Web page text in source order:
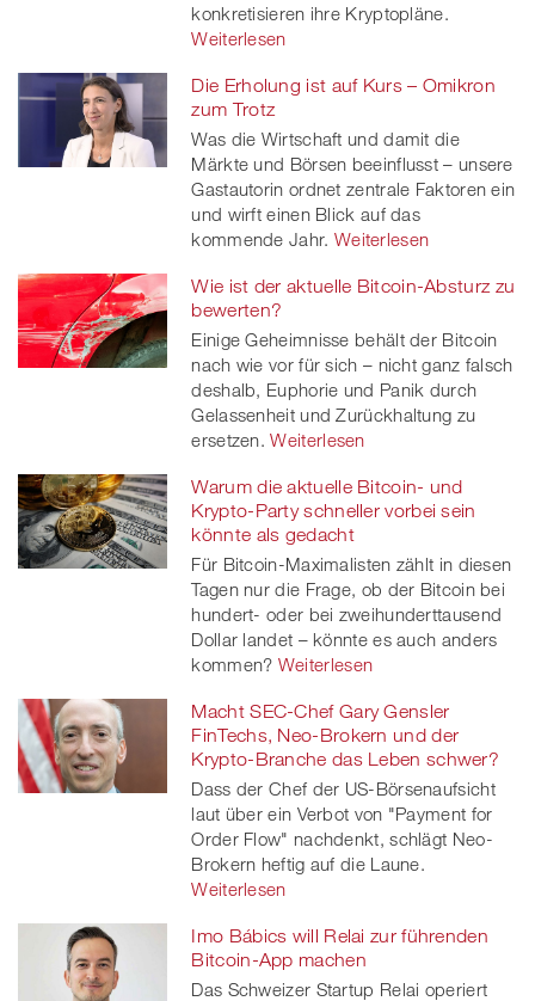
konkretisieren ihre Kryptopläne.
Weiterlesen
Die Erholung ist auf Kurs – Omikron
zum Trotz
Was die Wirtschaft und damit die
Märkte und Börsen beeinflusst – unsere
Gastautorin ordnet zentrale Faktoren ein
und wirft einen Blick auf das
kommende Jahr. Weiterlesen
Wie ist der aktuelle Bitcoin-Absturz zu
bewerten?
Einige Geheimnisse behält der Bitcoin
nach wie vor für sich – nicht ganz falsch
deshalb, Euphorie und Panik durch
Gelassenheit und Zurückhaltung zu
ersetzen. Weiterlesen
Warum die aktuelle Bitcoin- und
Krypto-Party schneller vorbei sein
könnte als gedacht
Für Bitcoin-Maximalisten zählt in diesen
Tagen nur die Frage, ob der Bitcoin bei
hundert- oder bei zweihunderttausend
Dollar landet – könnte es auch anders
kommen? Weiterlesen
Macht SEC-Chef Gary Gensler
FinTechs, Neo-Brokern und der
Krypto-Branche das Leben schwer?
Dass der Chef der US-Börsenaufsicht
laut über ein Verbot von "Payment for
Order Flow" nachdenkt, schlägt Neo-
Brokern heftig auf die Laune.
Weiterlesen
Imo Bábics will Relai zur führenden
Bitcoin-App machen
Das Schweizer Startup Relai operiert